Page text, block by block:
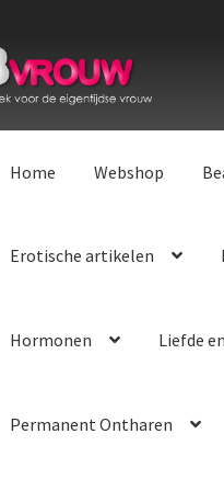
Home Webshop
Erotische artikelen
Hormonen Liefde
Permanent Ontharen